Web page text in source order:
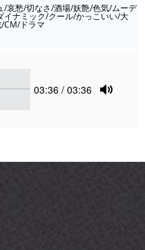
/哀愁/切なさ/酒場/妖艶/色気/ムーデ
イナミック/クール/かっこいい/大
CM/ドラマ
Current
03:36 / 03:36